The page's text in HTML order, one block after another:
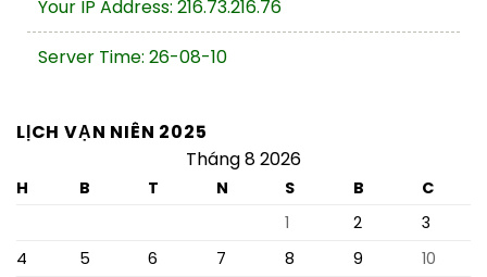
Your IP Address: 216.73.216.76
Server Time: 26-08-10
LỊCH VẠN NIÊN 2025
Tháng 8 2026
H B T N S B
C
1
2
3
4
5 6 7 8 9
10